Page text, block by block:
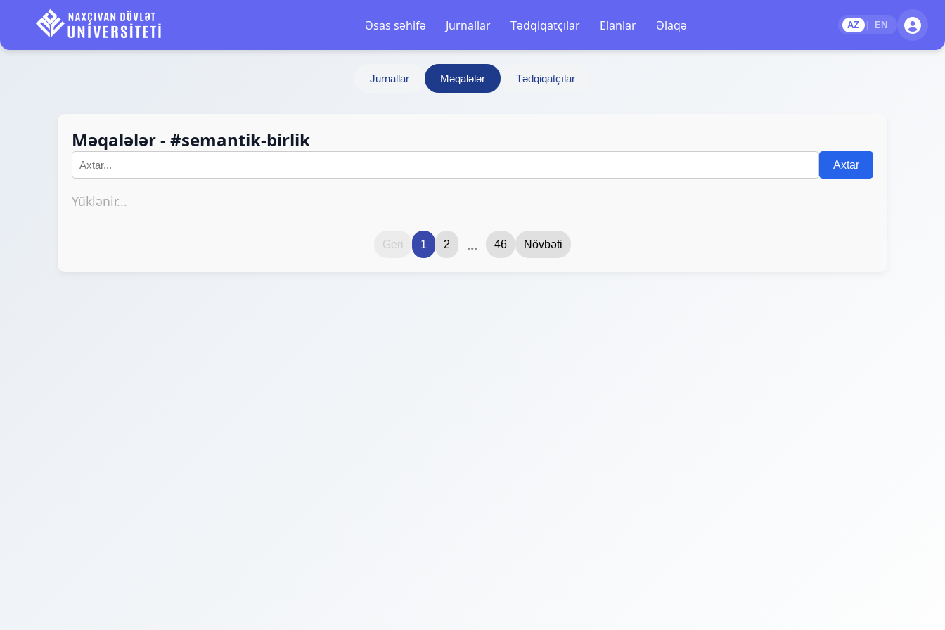
Əsas səhifə Jurnallar Tədqiqatçılar Elanlar Əlaqə AZ | EN
Jurnallar Məqalələr Tədqiqatçılar
Məqalələr - #semantik-birlik
Axtar
Yüklənir...
Geri 1 2 ... 46 Növbəti